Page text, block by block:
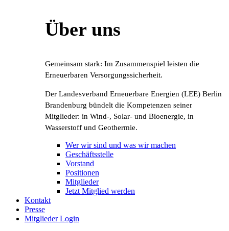
Über uns
Gemeinsam stark: Im Zusammenspiel leisten die
Erneuerbaren Versorgungssicherheit.
Der Landesverband Erneuerbare Energien (LEE) Berlin
Brandenburg bündelt die Kompetenzen seiner
Mitglieder: in Wind-, Solar- und Bioenergie, in
Wasserstoff und Geothermie.
Wer wir sind und was wir machen
Geschäftsstelle
Vorstand
Positionen
Mitglieder
Jetzt Mitglied werden
Kontakt
Presse
Mitglieder Login